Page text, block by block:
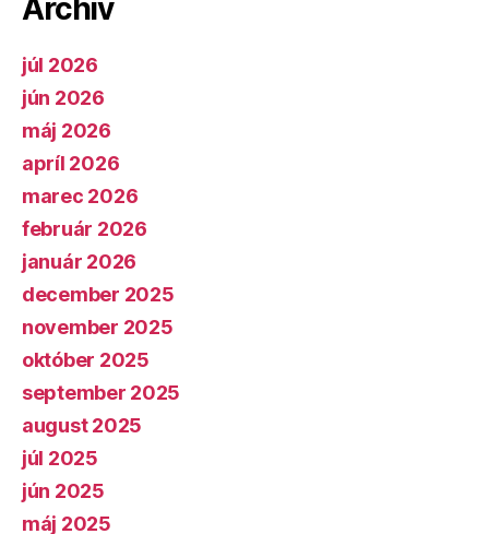
Archív
júl 2026
jún 2026
máj 2026
apríl 2026
marec 2026
február 2026
január 2026
december 2025
november 2025
október 2025
september 2025
august 2025
júl 2025
jún 2025
máj 2025